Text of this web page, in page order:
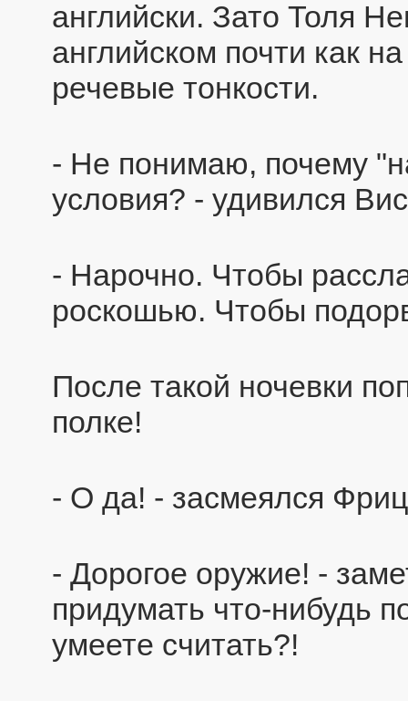
английски. Зато Толя
английском почти как
речевые тонкости.
- Не понимаю, почему
условия? - удивился
- Нарочно. Чтобы
роскошью. Чтобы
После такой ночевки
полке!
- О да! - засмеялся
- Дорогое оружие! -
придумать что-нибудь
умеете считать?!